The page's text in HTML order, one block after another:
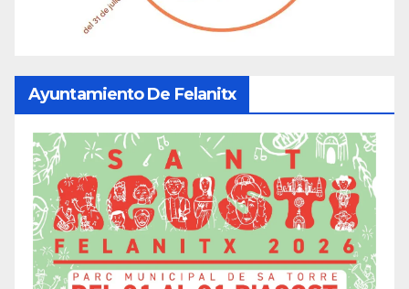
Ayuntamiento De Felanitx